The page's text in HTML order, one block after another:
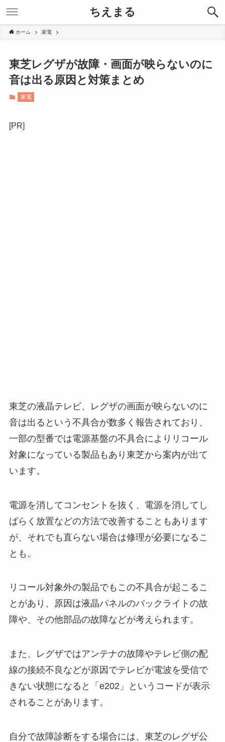
ちえまる
ホーム 家電
東芝レグザが故障・画面が映らないのに
音は出る原因と対策まとめ
家電
[PR]
東芝の液晶テレビ、レグザの画面が映らないのに
音は出るという不具合が数多く報告されており、
一部の型番では電源基盤の不具合によりリコール
対象になっている製品もあり東芝から案内が出て
います。
電源を消してコンセントを抜く、電源を消してし
ばらく放置などの方法で改善することもあります
が、それでも直らない場合は修理が必要になるこ
とも。
リコール対象外の製品でもこの不具合が起こるこ
とがあり、原因は液晶パネルのバックライトの故
障や、その他部品の故障などが考えられます。
また、レグザではアンテナの故障やテレビ側の配
線の接続不良などが原因でテレビが電波を受信で
きない状態になると「e202」というコードが表示
されることがあります。
自分で故障診断をする場合には、東芝のレグザ公